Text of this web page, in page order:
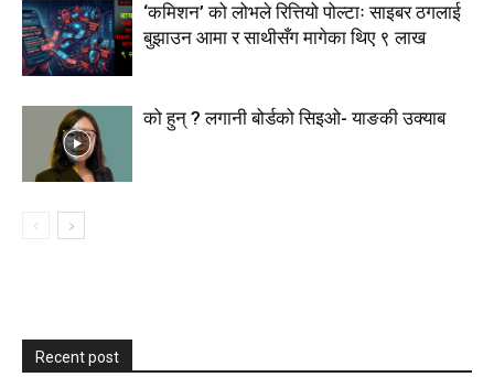
‘कमिशन’ को लोभले रित्तियो पोल्टाः साइबर ठगलाई
बुझाउन आमा र साथीसँग मागेका थिए ९ लाख
को हुन् ? लगानी बोर्डको सिइओ- याङकी उक्याब
Recent post